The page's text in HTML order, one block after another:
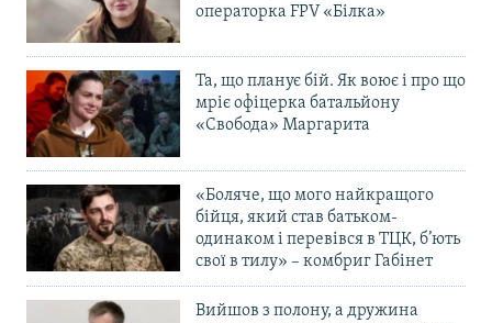
операторка FPV «Білка»
Та, що планує бій. Як воює і про що
мріє офіцерка батальйону
«Свобода» Маргарита
«Боляче, що мого найкращого
бійця, який став батьком-
одинаком і перевівся в ТЦК, б’ють
свої в тилу» – комбриг Габінет
Вийшов з полону, а дружина